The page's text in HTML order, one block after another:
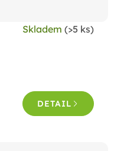
Skladem (>5 ks)
DETAIL